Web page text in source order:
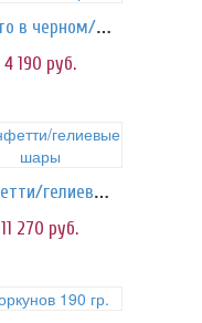
Золото в черном/гелиевые шары
4 190 руб.
Конфетти/гелиевые шары
11 270 руб.